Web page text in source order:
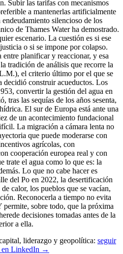
Subir las tarifas con mecanismos
a mantenerlas artificialmente
silencioso de los
de Thames Water ha demostrado.
escenario. La cuestión es si ese
o si se impone por colapso.
planificar y reaccionar, y esa
tradición de análisis que recorre la
el criterio último por el que se
construir acueductos. Los
convertir la gestión del agua en
tras las sequías de los años sesenta,
El sur de Europa está ante una
de un acontecimiento fundacional
La migración a cámara lenta no
que puede moderarse con
agrícolas, con
cooperación europea real y con
trate el agua como lo que es: la
Lo que no cabe hacer es
del Po en 2022, la desertificación
calor, los pueblos que se vacían,
Reconocerla a tiempo no evita
permite, sobre todo, que la próxima
decisiones tomadas antes de la
a ella.
liderazgo y geopolítica: seguir
en LinkedIn →